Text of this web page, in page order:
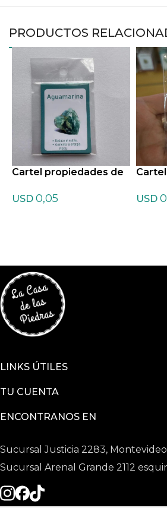
PRODUCTOS
Cartel propiedades de
USD 0,05
USD
LINKS ÚTILES
TU CUENTA
ENCONTRANOS EN
Sucursal Justicia 2283,
Sucursal Arenal Grande 2112